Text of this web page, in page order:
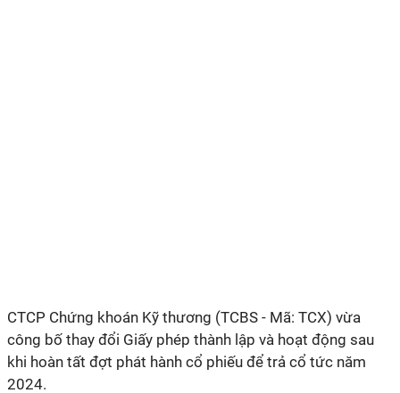
CTCP Chứng khoán Kỹ thương (TCBS - Mã: TCX) vừa
công bố thay đổi Giấy phép thành lập và hoạt động sau
khi hoàn tất đợt phát hành cổ phiếu để trả cổ tức năm
2024.